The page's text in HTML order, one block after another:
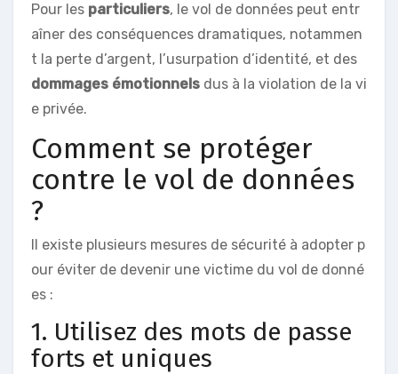
Pour les particuliers, le vol de données peut entr
aîner des conséquences dramatiques, notammen
t la perte d’argent, l’usurpation d’identité, et des
dommages émotionnels dus à la violation de la vi
e privée.
Comment se protéger
contre le vol de données
?
Il existe plusieurs mesures de sécurité à adopter p
our éviter de devenir une victime du vol de donné
es :
1. Utilisez des mots de passe
forts et uniques